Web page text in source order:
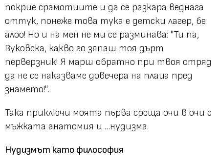
покрие срамотиите и да се разкара веднага
оттук, понеже това тука е детски лагер, бе
алоо! Но и на мен не ми се разминава: "Ти па,
Вуковска, какво го зяпаш тоя дърт
перверзник! Я марш обратно при твоя отряд
да не се наказваме довечера на плаца пред
знамето!".
Така приключи моята първа среща очи в очи с
мъжката анатомия и …нудизма.
Нудизмът като философия